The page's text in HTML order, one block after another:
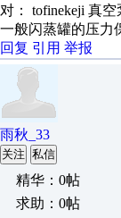
对： tofinekeji 真空
一般闪蒸罐的压力
回复 引用 举报
雨秋_33
关注 私信
精华：0帖
求助：0帖